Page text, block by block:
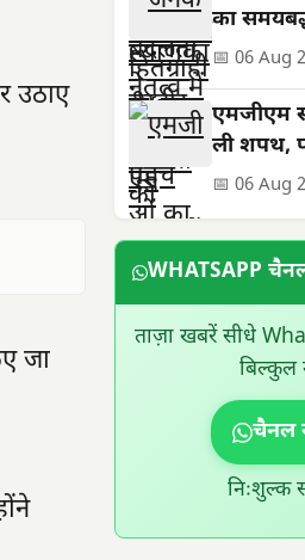
उठाए
जा
का
सुनिश्चित
विष्णुदेव
📅 06 Aug
एमजीएम
ली शपथ,
सड़क
📅 06 Aug
WHATSAPP
ताज़ा खबरें सीधे
बिल्कुल
चैनल
निःशुल्क